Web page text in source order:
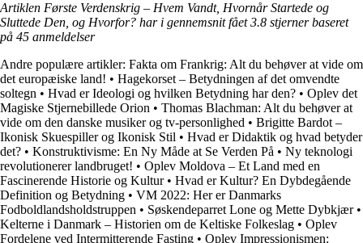
Artiklen Første Verdenskrig – Hvem Vandt, Hvornår Startede og
Sluttede Den, og Hvorfor? har i gennemsnit fået3.8 stjerner baseret
på 45 anmeldelser
Andre populære artikler: Fakta om Frankrig: Alt du behøver at vide om
det europæiske land! • Hagekorset – Betydningen af det omvendte
soltegn • Hvad er Ideologi og hvilken Betydning har den? • Oplev det
Magiske Stjernebillede Orion • Thomas Blachman: Alt du behøver at
vide om den danske musiker og tv-personlighed • Brigitte Bardot –
Ikonisk Skuespiller og Ikonisk Stil • Hvad er Didaktik og hvad betyder
det? • Konstruktivisme: En Ny Måde at Se Verden På • Ny teknologi
revolutionerer landbruget! • Oplev Moldova – Et Land med en
Fascinerende Historie og Kultur• Hvad er Kultur? En Dybdegående
Definition og Betydning • VM 2022: Her er Danmarks
Fodboldlandsholdstruppen • Søskendeparret Lone og Mette Dybkjær•
Kelterne i Danmark – Historien om de Keltiske Folkeslag • Oplev
Fordelene ved Intermitterende Fasting • Oplev Impressionismen: